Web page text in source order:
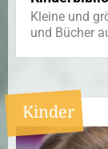
Kleine und
und Bücher
Kinder